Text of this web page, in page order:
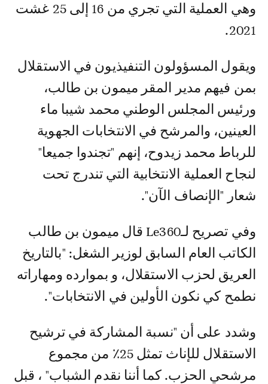
وهي العملية التي تجري من 16 إلى 25 غشت
2021.
ويقول المسؤولون التنفيذيون في الاستقلال
بمن فيهم مدير المقر ميمون بن طالب،
ورئيس المجلس الوطني محمد شيبا ماء
العينين، والمرشح في الانتخابات الجهوية
للرباط محمد زيدوح، إنهم "تجندوا جميعا"
لنجاح العملية الانتخابية التي تندرج تحت
شعار "الإنصاف الآن".
وفي تصريح لـLe360 قال ميمون بن طالب
الكاتب العام السابق لوزير الشغل: "بالتاريخ
العريق لحزب الاستقلال، و بموارده ومهاراته
نطمح كي نكون الأولين في الانتخابات".
وشدد على أن "نسبة المشاركة في ترشيح
الاستقلال للإناث تمثل 25٪ من مجموع
مرشحي الحزب. كما أننا نقدم الشباب" ، قبل